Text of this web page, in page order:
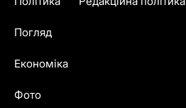
Погляд
Економіка
Фото